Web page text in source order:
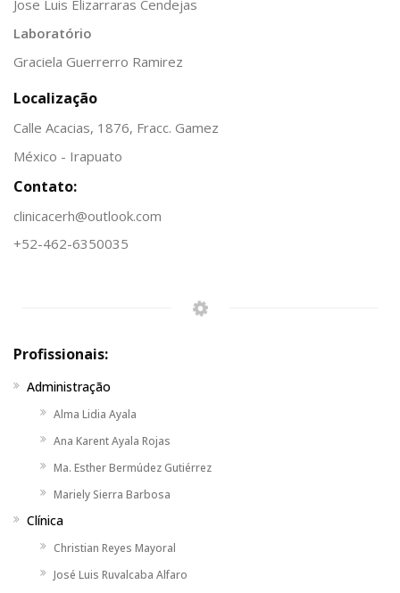
Jose Luis Elizarraras Cendejas
Laboratório
Graciela Guerrerro Ramirez
Localização
Calle Acacias, 1876, Fracc. Gamez
México - Irapuato
Contato:
clinicacerh@outlook.com
+52-462-6350035
Profissionais:
Administração
Alma Lidia Ayala
Ana Karent Ayala Rojas
Ma. Esther Bermúdez Gutiérrez
Mariely Sierra Barbosa
Clínica
Christian Reyes Mayoral
José Luis Ruvalcaba Alfaro